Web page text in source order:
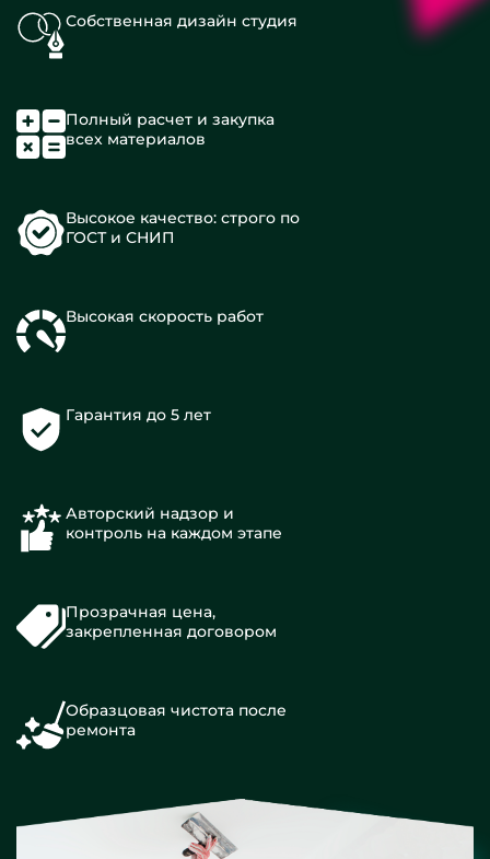
Собственная дизайн студия
Полный расчет и закупка
всех материалов
Высокое качество: строго по
ГОСТ и СНИП
Высокая скорость работ
Гарантия до 5 лет
Авторский надзор и
контроль на каждом этапе
Прозрачная цена,
закрепленная договором
Образцовая чистота после
ремонта